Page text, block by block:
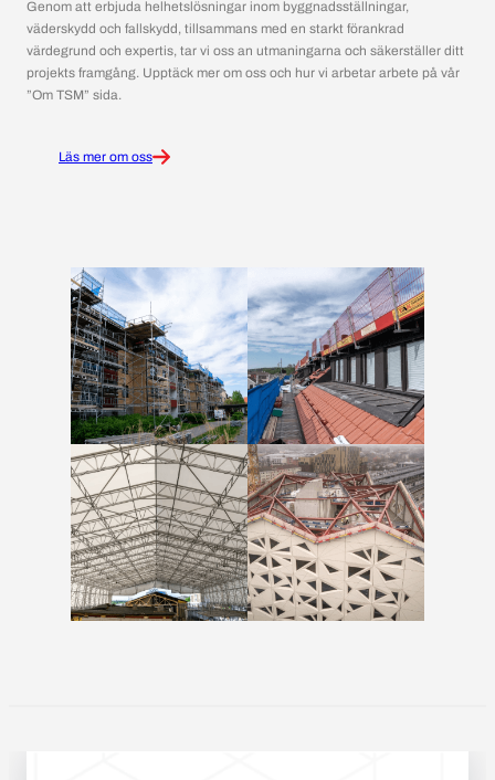
Genom att erbjuda helhetslösningar inom byggnadsställningar,
väderskydd och fallskydd, tillsammans med en starkt förankrad
värdegrund och expertis, tar vi oss an utmaningarna och säkerställer ditt
projekts framgång. Upptäck mer om oss och hur vi arbetar arbete på vår
”Om TSM” sida.
Läs mer om oss